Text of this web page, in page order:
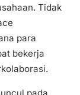
Tidak
para
bekerja